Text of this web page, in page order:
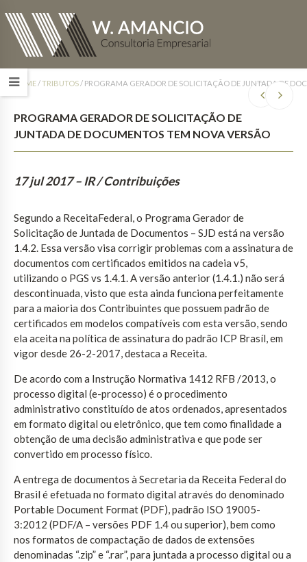
HOME/TRIBUTOS/ PROGRAMA GERADOR DE SOLICITAÇÃO DE JUNTADA DE
PROGRAMA GERADOR DE SOLICITAÇÃO DE
JUNTADA DE DOCUMENTOS TEM NOVA VERSÃO
17 jul 2017 – IR / Contribuições
Segundo a ReceitaFederal, o Programa Gerador de
Solicitação de Juntada de Documentos – SJD está na versão
1.4.2. Essa versão visa corrigir problemas com a assinatura de
documentos com certificados emitidos na cadeia v5,
utilizando o PGS vs 1.4.1. A versão anterior (1.4.1.) não será
descontinuada, visto que esta ainda funciona perfeitamente
para a maioria dos Contribuintes que possuem padrão de
certificados em modelos compatíveis com esta versão, sendo
ela aceita na política de assinatura do padrão ICP Brasíl, em
vigor desde 26-2-2017, destaca a Receita.
De acordo com a Instrução Normativa 1412 RFB /2013, o
processo digital (e-processo) é o procedimento
administrativo constituído de atos ordenados, apresentados
em formato digital ou eletrônico, que tem como finalidade a
obtenção de uma decisão administrativa e que pode ser
convertido em processo físico.
A entrega de documentos à Secretaria da Receita Federal do
Brasil é efetuada no formato digital através do denominado
Portable Document Format (PDF), padrão ISO 19005-
3:2012 (PDF/A – versões PDF 1.4 ou superior), bem como
nos formatos de compactação de dados de extensões
denominadas “.zip” e “.rar”, para juntada a processo digital ou a